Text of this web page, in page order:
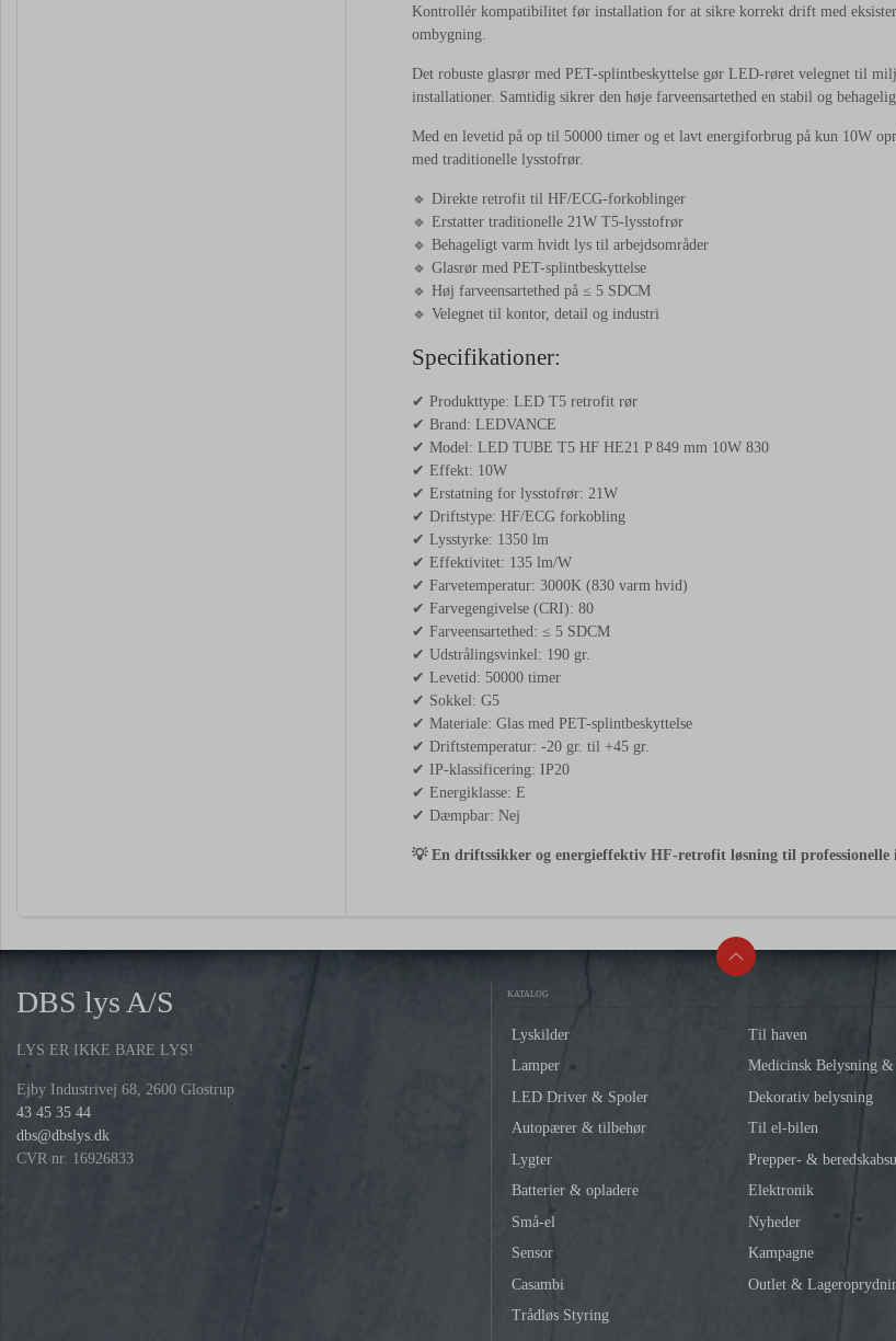
Kontrollér kompatibilitet før installation for at sikre korrekt drift med
ombygning.
Det robuste glasrør med PET-splintbeskyttelse gør LED-røret velegnet til
installationer. Samtidig sikrer den høje farveensartethed en stabil og
Med en levetid på op til 50000 timer og et lavt energiforbrug på kun 10W
med traditionelle lysstofrør.
🔹 Direkte retrofit til HF/ECG-forkoblinger
🔹 Erstatter traditionelle 21W T5-lysstofrør
🔹 Behageligt varm hvidt lys til arbejdsområder
🔹 Glasrør med PET-splintbeskyttelse
🔹 Høj farveensartethed på ≤ 5 SDCM
🔹 Velegnet til kontor, detail og industri
Specifikationer:
✔ Produkttype: LED T5 retrofit rør
✔ Brand: LEDVANCE
✔ Model: LED TUBE T5 HF HE21 P 849 mm 10W 830
✔ Effekt: 10W
✔ Erstatning for lysstofrør: 21W
✔ Driftstype: HF/ECG forkobling
✔ Lysstyrke: 1350 lm
✔ Effektivitet: 135 lm/W
✔ Farvetemperatur: 3000K (830 varm hvid)
✔ Farvegengivelse (CRI): 80
✔ Farveensartethed: ≤ 5 SDCM
✔ Udstrålingsvinkel: 190 gr.
✔ Levetid: 50000 timer
✔ Sokkel: G5
✔ Materiale: Glas med PET-splintbeskyttelse
✔ Driftstemperatur: -20 gr. til +45 gr.
✔ IP-klassificering: IP20
✔ Energiklasse: E
✔ Dæmpbar: Nej
💡 En driftssikker og energieffektiv HF-retrofit løsning til
DBS lys A/S
LYS ER IKKE BARE LYS!
Ejby Industrivej 68, 2600 Glostrup
43 45 35 44
dbs@dbslys.dk
CVR nr. 16926833
KATALOG
Lyskilder
Lamper
LED Driver & Spoler
Autopærer & tilbehør
Lygter
Batterier & opladere
Små-el
Sensor
Casambi
Trådløs Styring
Til haven
Medicinsk Belysning
Dekorativ belysning
Til el-bilen
Prepper- &
Elektronik
Nyheder
Kampagne
Outlet &